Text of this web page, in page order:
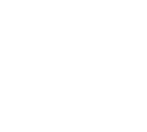
loc de parcare
imediată, acest